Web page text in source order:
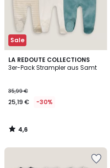
Sale
LA REDOUTE COLLECTIONS
3er-Pack Strampler aus Samt
35,99 €
25,19 € -30%
4,6
/ 5
4,6
/